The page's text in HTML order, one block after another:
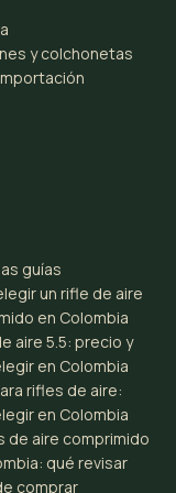
y colchonetas
guías
un rifle de aire
en Colombia
aire 5.5: precio y
en Colombia
rifles de aire:
en Colombia
de aire comprimido
qué revisar
comprar